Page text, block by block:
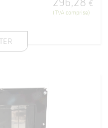
€
(TVA comprise)